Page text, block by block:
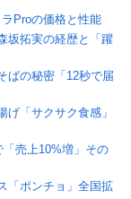
Proの価格と性能
坂拓実の経歴と「躍
ばの秘密「12秒で届
げ「サクサク食感」
「売上10%増」その
「ポンチョ」全国拡